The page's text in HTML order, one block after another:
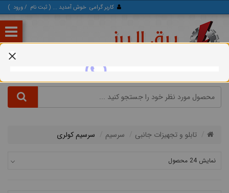
کاربر گرامی خوش آمدید ... ( ثبت‌ نام /ورود )
تابلو و تجهیزات جانبی سرسیم سرسیم کولری
نمایش 24 محصول